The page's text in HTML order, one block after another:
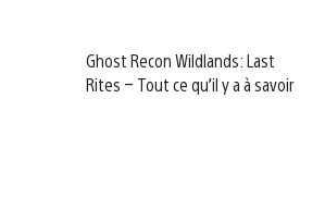
Ghost Recon Wildlands: Last
Rites – Tout ce qu’il y a à savoir